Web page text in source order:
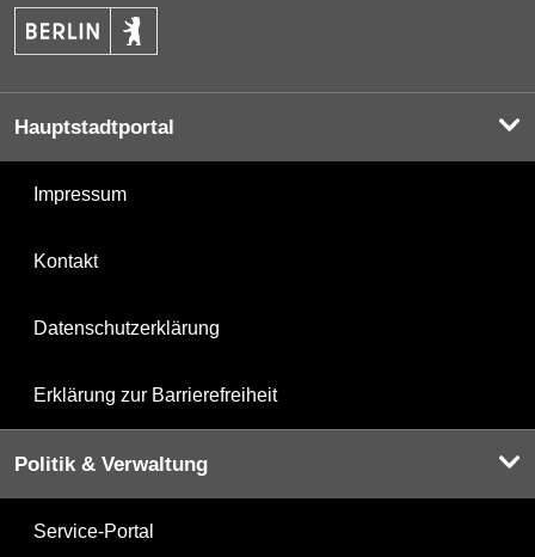
Hauptstadtportal
Impressum
Kontakt
Datenschutzerklärung
Erklärung zur Barrierefreiheit
Politik & Verwaltung
Service-Portal